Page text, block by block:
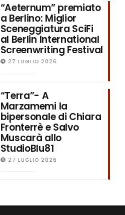
“Aeternum” premiato
a Berlino: Miglior
Sceneggiatura SciFi
al Berlin International
Screenwriting Festival
27 LUGLIO 2026
“Terra”- A
Marzamemi la
bipersonale di Chiara
Fronterrè e Salvo
Muscarà allo
StudioBlu81
27 LUGLIO 2026